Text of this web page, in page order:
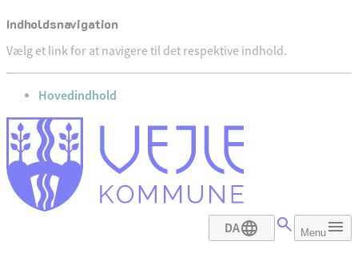
Indholdsnavigation
Vælg et link for at navigere til det respektive indhold.
gå til
Hovedindhold
DA Menu